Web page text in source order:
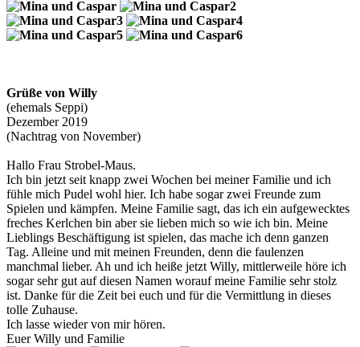
Grüße von Willy
(ehemals Seppi)
Dezember 2019
(Nachtrag von November)
Hallo Frau Strobel-Maus.
Ich bin jetzt seit knapp zwei Wochen bei meiner Familie und ich
fühle mich Pudel wohl hier. Ich habe sogar zwei Freunde zum
Spielen und kämpfen. Meine Familie sagt, das ich ein aufgewecktes
freches Kerlchen bin aber sie lieben mich so wie ich bin. Meine
Lieblings Beschäftigung ist spielen, das mache ich denn ganzen
Tag. Alleine und mit meinen Freunden, denn die faulenzen
manchmal lieber. Ah und ich heiße jetzt Willy, mittlerweile höre ich
sogar sehr gut auf diesen Namen worauf meine Familie sehr stolz
ist. Danke für die Zeit bei euch und für die Vermittlung in dieses
tolle Zuhause.
Ich lasse wieder von mir hören.
Euer Willy und Familie